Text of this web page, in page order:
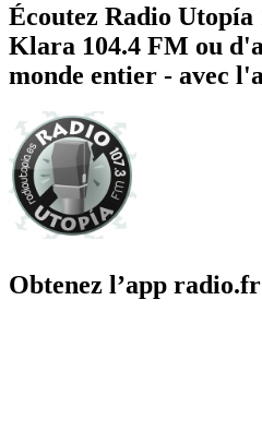
Écoutez Radio Utopía
Klara 104.4 FM ou
monde entier - avec
Obtenez l’app